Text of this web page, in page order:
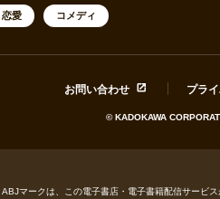
恋愛 コメディ
お問い合わせ プラ
© KADOKAWA
ABJマークは、この電子書店・電子書籍配信サービ